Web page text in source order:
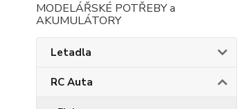
MODELÁŘSKÉ POTŘEBY a
AKUMULÁTORY
Letadla
RC Auta